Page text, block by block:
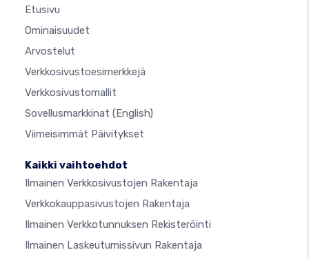
Etusivu
Ominaisuudet
Arvostelut
Verkkosivustoesimerkkejä
Verkkosivustomallit
Sovellusmarkkinat (English)
Viimeisimmät Päivitykset
Kaikki vaihtoehdot
Ilmainen Verkkosivustojen Rakentaja
Verkkokauppasivustojen Rakentaja
Ilmainen Verkkotunnuksen Rekisteröinti
Ilmainen Laskeutumissivun Rakentaja